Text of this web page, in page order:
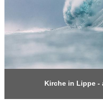
Kirche in Lippe -